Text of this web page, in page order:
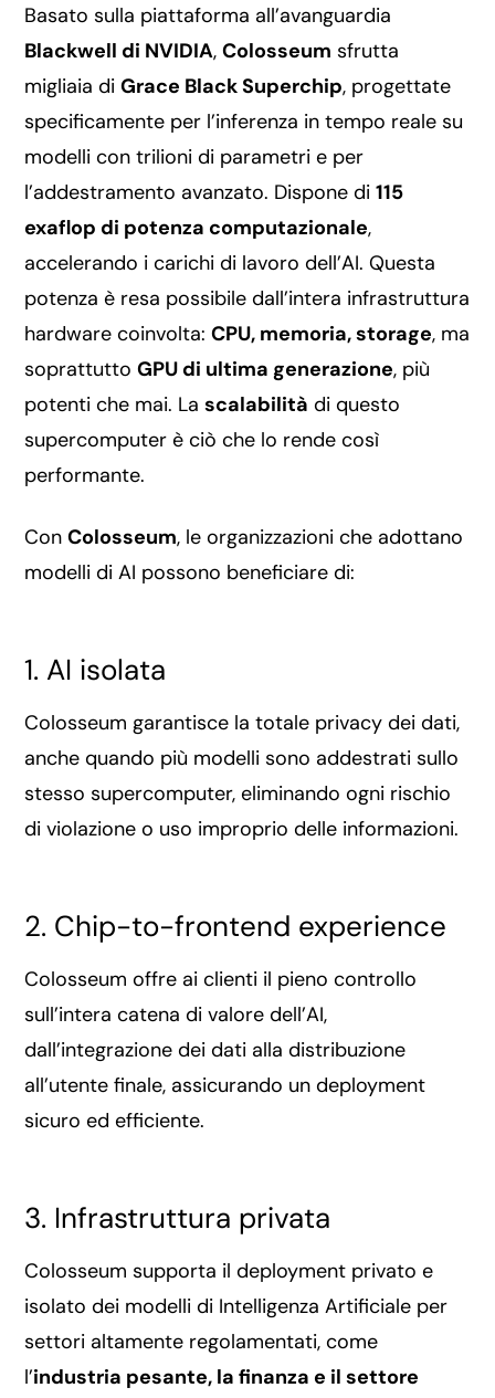
Basato sulla piattaforma all’avanguardia
Blackwell di NVIDIA,Colosseum sfrutta
migliaia diGrace Black Superchip, progettate
specificamente per l’inferenza in tempo reale su
modelli con trilioni di parametri e per
l’addestramento avanzato. Dispone di115
exaflop di potenza computazionale,
accelerando i carichi di lavoro dell’AI. Questa
potenza è resa possibile dall’intera infrastruttura
hardware coinvolta:CPU, memoria, storage, ma
soprattuttoGPU di ultima generazione, più
potenti che mai. Lascalabilità di questo
supercomputer è ciò che lo rende così
performante.
ConColosseum, le organizzazioni che adottano
modelli di AI possono beneficiare di:
1. AI isolata
Colosseum garantisce la totale privacy dei dati,
anche quando più modelli sono addestrati sullo
stesso supercomputer, eliminando ogni rischio
di violazione o uso improprio delle informazioni.
2. Chip-to-frontend experience
Colosseum offre ai clienti il pieno controllo
sull’intera catena di valore dell’AI,
dall’integrazione dei dati alla distribuzione
all’utente finale, assicurando un deployment
sicuro ed efficiente.
3. Infrastruttura privata
Colosseum supporta il deployment privato e
isolato dei modelli di Intelligenza Artificiale per
settori altamente regolamentati, come
l’industria pesante, la finanza e il settore